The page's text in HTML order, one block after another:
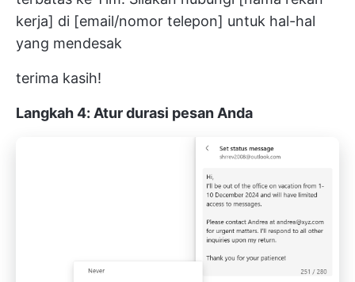
kerja] di [email/nomor telepon] untuk hal-hal
yang mendesak
terima kasih!
Langkah 4: Atur durasi pesan Anda